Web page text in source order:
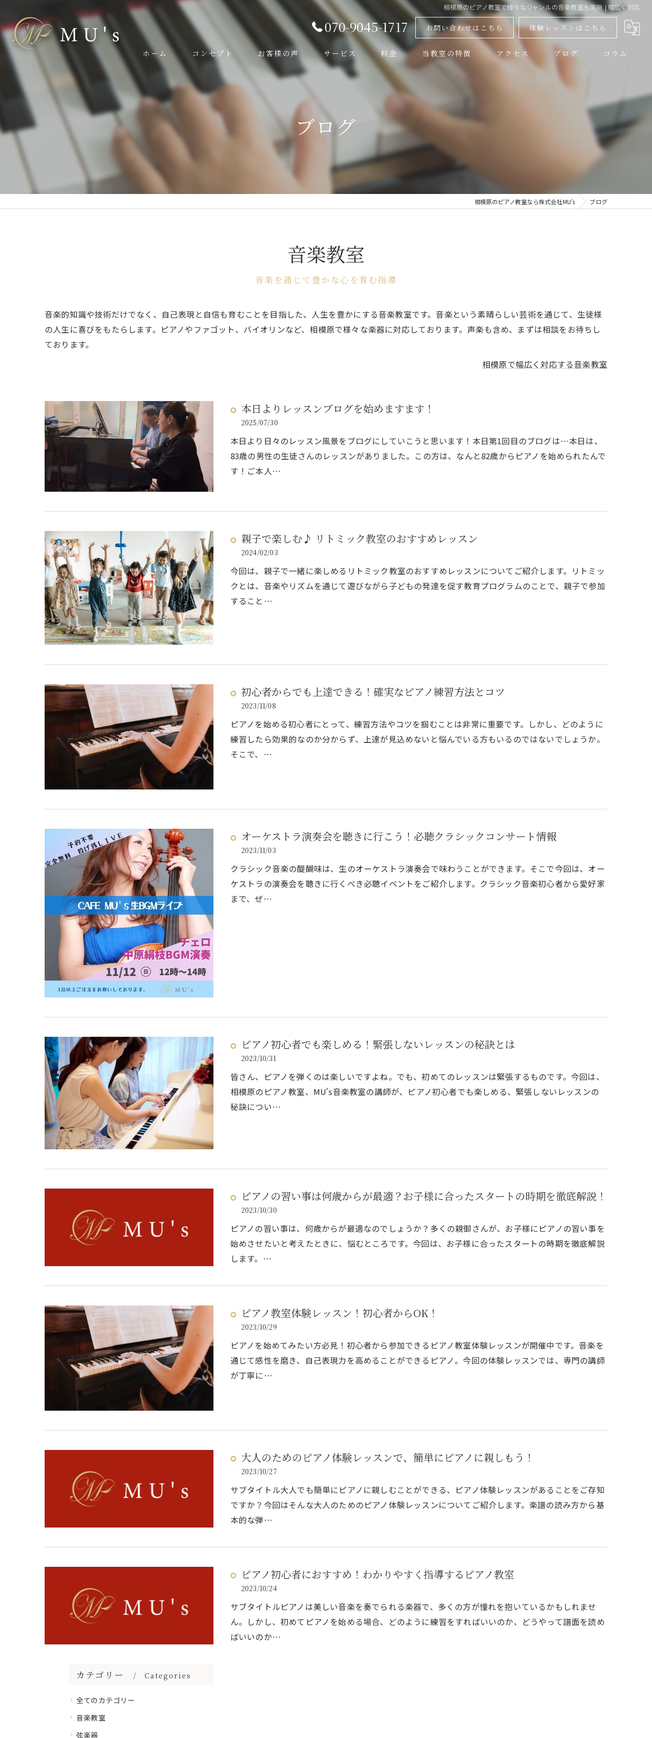
相模原のピアノ教室で様々なジャンルの音楽教室も実施 | 幅広く対応
070-9045-1717 お問い合わせはこちら 体験レッスンはこちら
ホーム コンセプト
スタッフ
お客様の声 サービス 料金 当教室の特徴 アクセス ブログ コラム
ブログ
相模原のピアノ教室なら株式会社MU’s ブログ
音楽教室
音楽を通じて豊かな心を育む指導
音楽的知識や技術だけでなく、自己表現と自信も育むことを目指した、人生を豊かにする音楽教室です。音楽という素晴らしい芸術を通じて、生徒様
の人生に喜びをもたらします。ピアノやファゴット、バイオリンなど、相模原で様々な楽器に対応しております。声楽も含め、まずは相談をお待ちし
ております。
相模原で幅広く対応する音楽教室
本日よりレッスンブログを始めますます！
2025/07/30
本日より日々のレッスン風景をブログにしていこうと思います！本日第1回目のブログは…本日は、
83歳の男性の生徒さんのレッスンがありました。この方は、なんと82歳からピアノを始められたんで
す！ご本人…
親子で楽しむ♪ リトミック教室のおすすめレッスン
2024/02/03
今回は、親子で一緒に楽しめるリトミック教室のおすすめレッスンについてご紹介します。リトミッ
クとは、音楽やリズムを通じて遊びながら子どもの発達を促す教育プログラムのことで、親子で参加
すること…
初心者からでも上達できる！確実なピアノ練習方法とコツ
2023/11/08
ピアノを始める初心者にとって、練習方法やコツを掴むことは非常に重要です。しかし、どのように
練習したら効果的なのか分からず、上達が見込めないと悩んでいる方もいるのではないでしょうか。
そこで、…
オーケストラ演奏会を聴きに行こう！必聴クラシックコンサート情報
2023/11/03
クラシック音楽の醍醐味は、生のオーケストラ演奏会で味わうことができます。そこで今回は、オー
ケストラの演奏会を聴きに行くべき必聴イベントをご紹介します。クラシック音楽初心者から愛好家
まで、ぜ…
ピアノ初心者でも楽しめる！緊張しないレッスンの秘訣とは
2023/10/31
皆さん、ピアノを弾くのは楽しいですよね。でも、初めてのレッスンは緊張するものです。今回は、
相模原のピアノ教室、MU's音楽教室の講師が、ピアノ初心者でも楽しめる、緊張しないレッスンの
秘訣につい…
ピアノの習い事は何歳からが最適？お子様に合ったスタートの時期を徹底解説！
2023/10/30
ピアノの習い事は、何歳からが最適なのでしょうか？多くの親御さんが、お子様にピアノの習い事を
始めさせたいと考えたときに、悩むところです。今回は、お子様に合ったスタートの時期を徹底解説
します。…
ピアノ教室体験レッスン！初心者からOK！
2023/10/29
ピアノを始めてみたい方必見！初心者から参加できるピアノ教室体験レッスンが開催中です。音楽を
通じて感性を磨き、自己表現力を高めることができるピアノ。今回の体験レッスンでは、専門の講師
が丁寧に…
大人のためのピアノ体験レッスンで、簡単にピアノに親しもう！
2023/10/27
サブタイトル大人でも簡単にピアノに親しむことができる、ピアノ体験レッスンがあることをご存知
ですか？今回はそんな大人のためのピアノ体験レッスンについてご紹介します。楽譜の読み方から基
本的な弾…
ピアノ初心者におすすめ！わかりやすく指導するピアノ教室
2023/10/24
サブタイトルピアノは美しい音楽を奏でられる楽器で、多くの方が憧れを抱いているかもしれませ
ん。しかし、初めてピアノを始める場合、どのように練習をすればいいのか、どうやって譜面を読め
ばいいのか…
カテゴリー Categories
全てのカテゴリー
音楽教室
弦楽器